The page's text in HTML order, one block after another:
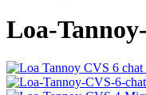
Loa-